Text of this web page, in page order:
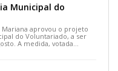
Municipal do
aprovou o projeto
do Voluntariado, a ser
A medida, votada